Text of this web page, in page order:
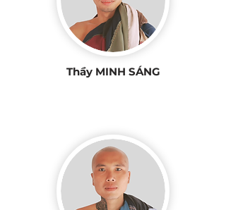
Thầy MINH SÁNG